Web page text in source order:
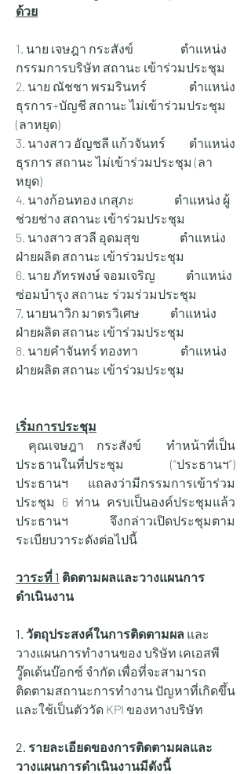
ด้วย
1. นาย เจษฎา กระสังข์                    ตำแหน่ง
กรรมการบริษัท สถานะ เข้าร่วมประชุม
2. นาย ณัชชา พรมรินทร์                  ตำแหน่ง
ธุรการ+บัญชี สถานะ ไม่เข้าร่วมประชุม
(ลาหยุด)
3. นางสาว อัญชลี แก้วจันทร์          ตำแหน่ง
ธุรการ สถานะ ไม่เข้าร่วมประชุม (ลา
หยุด)
4. นางก้อนทอง เกสุภะ                 ตำแหน่ง ผู้
ช่วยช่าง สถานะ เข้าร่วมประชุม
5. นางสาว สวลี อุดมสุข                 ตำแหน่ง
ฝ่ายผลิต สถานะ เข้าร่วมประชุม
6. นาย ภัทรพงษ์ จอมเจริญ             ตำแหน่ง
ซ่อมบำรุง สถานะ ร่วมร่วมประชุม
7. นายนาวิก มาตรวิเศษ             ตำแหน่ง
ฝ่ายผลิต สถานะ เข้าร่วมประชุม
8. นายคำจันทร์ ทองทา                  ตำแหน่ง
ฝ่ายผลิต สถานะ เข้าร่วมประชุม
เริ่มการประชุม
คุณเจษฎา กระสังข์  ทำหน้าที่เป็น
ประธานในที่ประชุม (“ประธานฯ”)
ประธานฯ แถลงว่ามีกรรมการเข้าร่วม
ประชุม 6 ท่าน ครบเป็นองค์ประชุมแล้ว
ประธานฯ จึงกล่าวเปิดประชุมตาม
ระเบียบวาระดังต่อไปนี้
วาระที่ 1 ติดตามผลและวางแผนการ
ดำเนินงาน
1. วัตถุประสงค์ในการติดตามผล และ
วางแผนการทำงานของ บริษัท เคเอสพี
วู๊ดเด้นบ๊อกซ์ จำกัด เพื่อที่จะสามารถ
ติดตามสถานะการทำงาน ปัญหาที่เกิดขึ้น
และใช้เป็นตัววัด KPI ของทางบริษัท
2. รายละเอียดของการติดตามผลและ
วางแผนการดำเนินงานมีดังนี้